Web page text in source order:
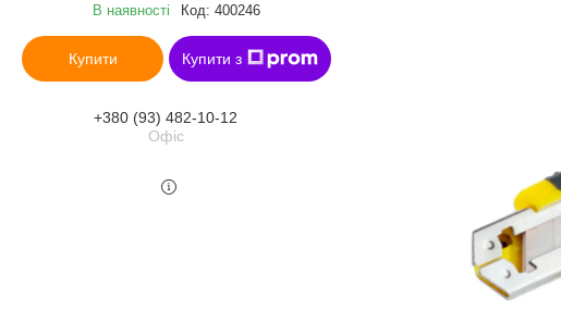
В наявності
Код: 400246
Купити Купити з
+380 (93) 482-10-12
Офіс